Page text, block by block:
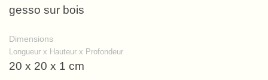
gesso sur bois
Dimensions
Longueur x Hauteur x Profondeur
20 x 20 x 1 cm